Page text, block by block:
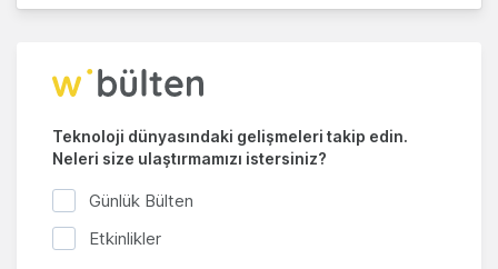
Teknoloji dünyasındaki gelişmeleri takip edin.
Neleri size ulaştırmamızı istersiniz?
Günlük Bülten
Etkinlikler